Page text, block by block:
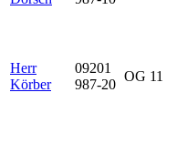
Herr
Körber
09201
987-20
OG 11